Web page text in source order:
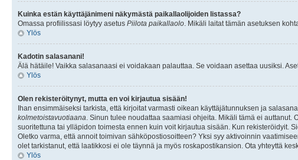
Kuinka estän käyttäjänimeni näkymästä paikallaolijoiden listassa?
Omassa profiilissasi löytyy asetus Piilota paikallaolo . Mikäli laitat tämän asetuksen
Ylös
Kadotin salasanani!
Älä hätäile! Vaikka salasanaasi ei voidakaan palauttaa. Se voidaan asettaa uusiksi.
Ylös
Olen rekisteröitynyt, mutta en voi kirjautua sisään!
Ihan ensimmäiseksi tarkista, että kirjoitat varmasti oikean käyttäjätunnuksen ja
kolmetoistavuotiaana . Sinun tulee noudattaa saamiasi ohjeita. Mikäli tämä ei
suoritettuna tai ylläpidon toimesta ennen kuin voit kirjautua sisään. Kun rekisteröidyit.
Oletko varma, että annoit toimivan sähköpostiosoitteen? Yksi syy aktivoinnin
olet tarkistanut, että laatikkosi ei ole täynnä ja myös roskapostikansion. Ota yhteyttä
Ylös